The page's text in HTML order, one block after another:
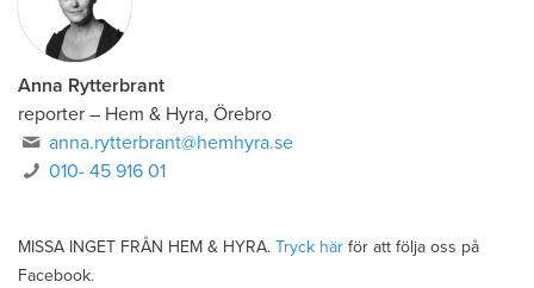
Anna Rytterbrant
reporter – Hem & Hyra, Örebro
anna.rytterbrant@hemhyra.se
010- 45 916 01
MISSA INGET FRÅN HEM & HYRA. Tryck här för att följa oss på
Facebook.